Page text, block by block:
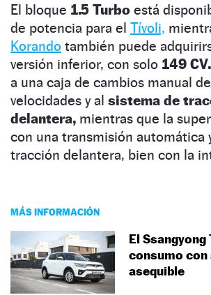
El bloque 1.5 Turbo está
de potencia para el Tívoli,
Korando también puede
versión inferior, con solo 149 CV.
a una caja de cambios manual
velocidades y al sistema de
delantera, mientras que la
con una transmisión automática
tracción delantera, bien con la
MÁS INFORMACIÓN
El
consumo
asequible